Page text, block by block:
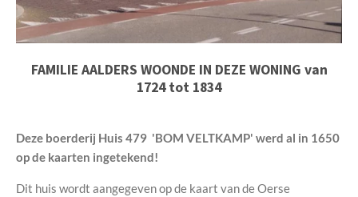
FAMILIE AALDERS WOONDE IN DEZE WONING van
1724 tot 1834
Deze boerderij Huis 479 'BOM VELTKAMP' werd al in 1650
op de kaarten ingetekend!
Dit huis wordt aangegeven op de kaart van de Oerse